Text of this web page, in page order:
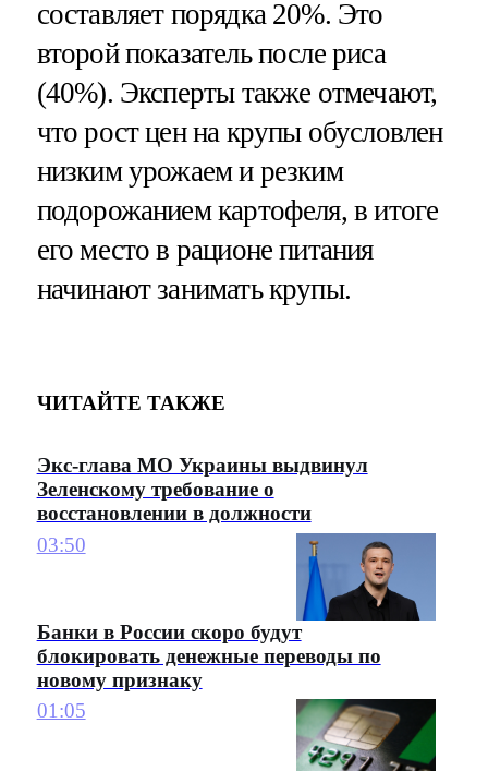
составляет порядка 20%. Это
второй показатель после риса
(40%). Эксперты также отмечают,
что рост цен на крупы обусловлен
низким урожаем и резким
подорожанием картофеля, в итоге
его место в рационе питания
начинают занимать крупы.
ЧИТАЙТЕ ТАКЖЕ
Экс-глава МО Украины выдвинул
Зеленскому требование о
восстановлении в должности
03:50
Банки в России скоро будут
блокировать денежные переводы по
новому признаку
01:05